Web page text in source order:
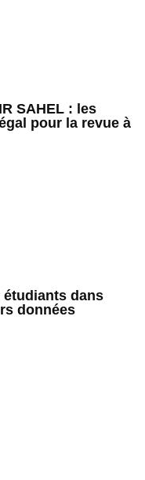
SAHEL : les
pour la revue à
étudiants dans
données